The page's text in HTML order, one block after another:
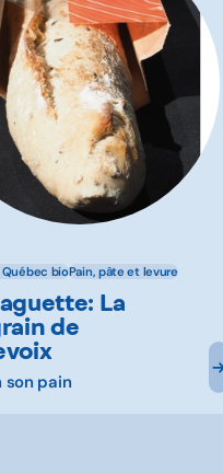
bioPain, pâte et levure
La
de
son pain